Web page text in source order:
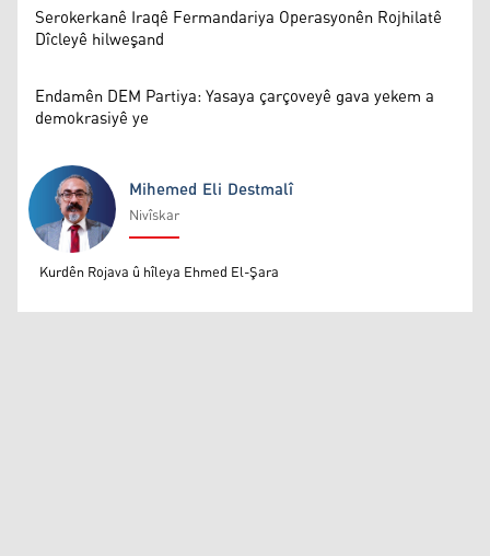
Serokerkanê Iraqê Fermandariya Operasyonên Rojhilatê
Dîcleyê hilweşand
Endamên DEM Partiya: Yasaya çarçoveyê gava yekem a
demokrasiyê ye
Mihemed Eli Destmalî
Mihemed Eli Destmalî
Nivîskar
Kurdên Rojava û hîleya Ehmed El-Şara